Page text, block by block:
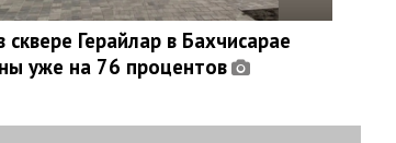
Герайлар в Бахчисарае
уже на 76 процентов